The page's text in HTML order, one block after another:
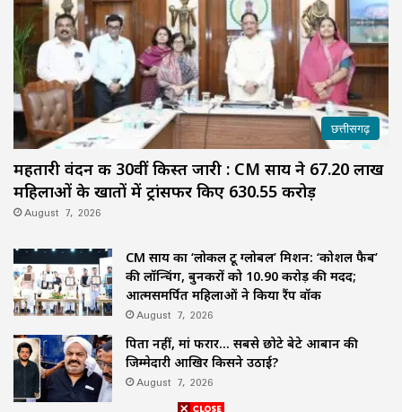
छत्तीसगढ़
महतारी वंदन की 30वीं किस्त जारी : CM साय ने 67.20 लाख
महिलाओं के खातों में ट्रांसफर किए ₹630.55 करोड़
August 7, 2026
CM साय का ‘लोकल टू ग्लोबल’ मिशन: ‘कोशल फैब’
की लॉन्चिंग, बुनकरों को 10.90 करोड़ की मदद;
आत्मसमर्पित महिलाओं ने किया रैंप वॉक
August 7, 2026
पिता नहीं, मां फरार… सबसे छोटे बेटे आबान की
जिम्मेदारी आखिर किसने उठाई?
August 7, 2026